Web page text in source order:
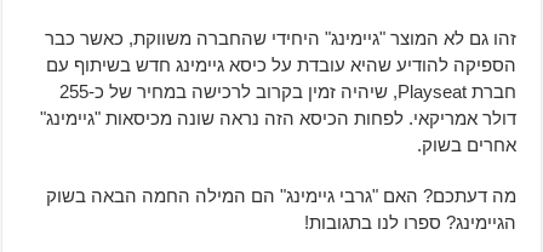
זהו גם לא המוצר "גיימינג" היחידי שהחברה משווקת, כאשר כבר
הספיקה להודיע שהיא עובדת על כיסא גיימינג חדש בשיתוף עם
חברת Playseat, שיהיה זמין בקרוב לרכישה במחיר של כ-255
דולר אמריקאי. לפחות הכיסא הזה נראה שונה מכיסאות "גיימינג"
אחרים בשוק.
מה דעתכם? האם "גרבי גיימינג" הם המילה החמה הבאה בשוק
הגיימינג? ספרו לנו בתגובות!